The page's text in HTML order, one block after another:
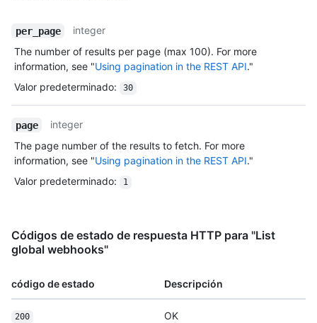
per_page
integer
The number of results per page (max 100). For more
information, see "Using pagination in the REST API."
Valor predeterminado: 30
page
integer
The page number of the results to fetch. For more
information, see "Using pagination in the REST API."
Valor predeterminado: 1
Códigos de estado de respuesta HTTP para "List
global webhooks"
código de estado Descripción
200 OK